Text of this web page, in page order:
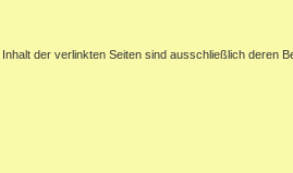
der verlinkten Seiten sind ausschließlich deren